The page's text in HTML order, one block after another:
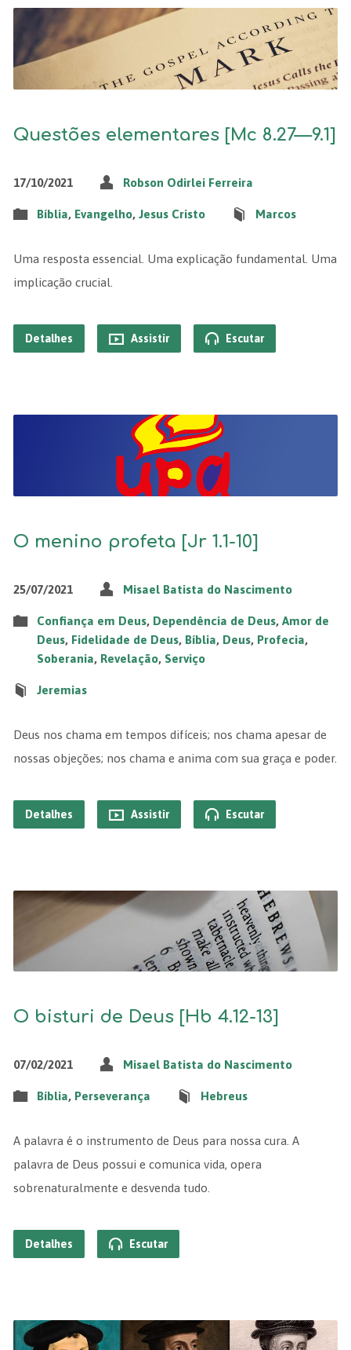
Questões elementares [Mc 8.27—9.1]
17/10/2021 Robson Odirlei Ferreira
Bíblia, Evangelho, Jesus Cristo Marcos
Uma resposta essencial. Uma explicação fundamental. Uma
implicação crucial.
Detalhes Assistir Escutar
O menino profeta [Jr 1.1-10]
25/07/2021 Misael Batista do Nascimento
Confiança em Deus, Dependência de Deus, Amor de
Deus, Fidelidade de Deus, Bíblia, Deus, Profecia,
Soberania, Revelação, Serviço
Jeremias
Deus nos chama em tempos difíceis; nos chama apesar de
nossas objeções; nos chama e anima com sua graça e poder.
Detalhes Assistir Escutar
O bisturi de Deus [Hb 4.12-13]
07/02/2021 Misael Batista do Nascimento
Bíblia, Perseverança Hebreus
A palavra é o instrumento de Deus para nossa cura. A
palavra de Deus possui e comunica vida, opera
sobrenaturalmente e desvenda tudo.
Detalhes Escutar